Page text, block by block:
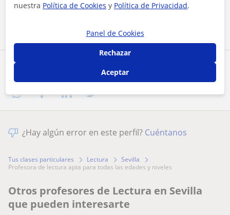
Comparte a este profesor
¿Hay algún error en este perfil? Cuéntanos
Tus clases particulares Lectura
Sevilla
profesora de lectura apta para todas las edades y niveles
Otros profesores de Lectura en Sevilla
que pueden interesarte
nuestra Política de Cookies y Política de Privacidad.
Panel de Cookies
Rechazar
Aceptar